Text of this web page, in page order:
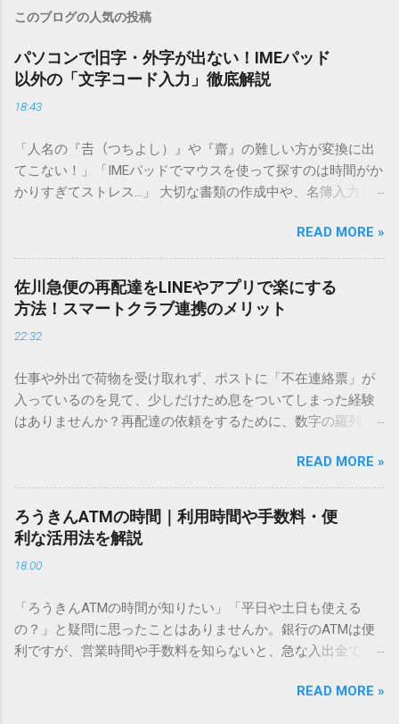
このブログの人気の投稿
パソコンで旧字・外字が出ない！IMEパッド
以外の「文字コード入力」徹底解説
18:43
「人名の『𠮷（つちよし）』や『齋』の難しい方が変換に出
てこない！」「IMEパッドでマウスを使って探すのは時間がか
かりすぎてストレス…」 大切な書類の作成中や、名簿入力を
てしまいますよね。多くの人が「IMEパッド（手書き入力）」
を使いますが、実はマウスで一画ずつ書くのは非効率です
し、似た漢字が多すぎて結局見つからないことも少なくあり
ません。 そこで今回は、IMEパッドを使わずに、特定のコー
ドを打ち込むだけで一瞬で旧字や外字、特殊記号を呼び出す
「文字コード入力」のテクニックを詳しく解説します。 この
必要はありません。 1. なぜ「変換」しても旧字・外字が出て
こないのか？ そもそも、なぜ普通の変換で出てこない漢字が
あるのでしょうか。その理由は、パソコンが文字を認識する
は、JIS規格（日本産業規格）によって「第1水準」「第2水
準」といった形で整理されています。しかし、人名や地名に
使われる非常に古い漢字（旧字）や、特定の組織だけで作ら
れた「外字」は、この一般的な変換リストに含まれていない
ン上のすべての文字には、いわば「住所」のような番号が割
り振られています。変換候補に出ない文字でも、この住所
（コード）を直接指定すれば、確実に呼び出すことができる
のです。 2. Windows標準機能！文字コードで漢字を出す「16
進数入力」 最も汎用性が高く、特別なソフトも不要なのが
READ MORE »
佐川急便の再配達をLINEやアプリで楽にする
方法！スマートクラブ連携のメリット
22:32
仕事や外出で荷物を受け取れず、ポストに「不在連絡票」が
入っているのを見て、少しだけため息をついてしまった経験
はありませんか？再配達の依頼をするために、数字の羅列を
ことに申し訳なさを感じたりすることもあるかもしれませ
ん。 「もっとスムーズに、自分のタイミングで受け取りた
い」 「わざわざ電話をかけずに、スマホ一つで完結させた
い」 そんな願いを叶えてくれるのが、佐川急便の会員制サー
ビス「スマートクラブ」と、LINEや公式アプリの連携です。
これらを活用するだけで、再配達のストレスは驚くほど軽く
受け取り術と、連携による具体的なメリットを徹底解説しま
す。 佐川急便の再配達が劇的に変わる「スマートクラブ」と
は？ まず押さえておきたいのが、佐川急便の個人向け無料会
況をリアルタイムで管理するための基盤となるサービスで
READ MORE »
ろうきんATMの時間｜利用時間や手数料・便
利な活用法を解説
18:00
「ろうきんATMの時間が知りたい」「平日や土日も使える
の？」と疑問に思ったことはありませんか。銀行のATMは便
利ですが、営業時間や手数料を知らないと、急な入出金で困
ATM営業時間や利用の注意点、便利な活用法 を詳しく解説し
READ MORE »